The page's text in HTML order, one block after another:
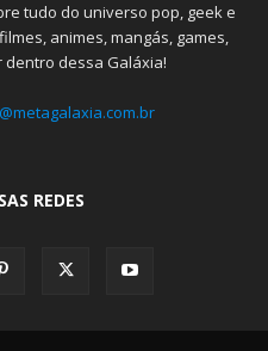
tudo do universo pop, geek e
animes, mangás, games,
dessa Galáxia!
REDES